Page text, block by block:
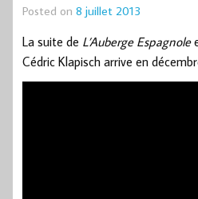
Posted on 8 juillet 2013
La suite de L’Auberge Espagnole
Cédric Klapisch arrive en